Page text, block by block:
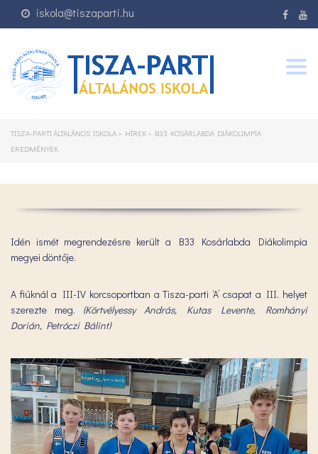
iskola@tiszaparti.hu
TISZA-PARTI ÁLTALÁNOS ISKOLA > HÍREK > B33 KOSÁRLABDA DIÁKOLIMPIA
EREDMÉNYEK
Idén ismét megrendezésre került a B33 Kosárlabda Diákolimpia
megyei döntője.
A fiúknál a III-IV korcsoportban a Tisza-parti ‘A’ csapat a III. helyet
szerezte meg. (Körtvélyessy András, Kutas Levente, Romhányi
Dorián, Petróczi Bálint)